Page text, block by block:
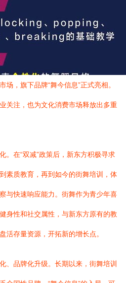
场，旗下品牌“舞今信息”正式亮相。
关注，也为文化消费市场释放出多重
。在“双减”政策后，新东方积极寻求
素质教育，再到如今的街舞培训，体
与快速响应能力。街舞作为青少年喜
身性和社交属性，与新东方原有的教
活存量资源，开拓新的增长点。
、品牌化升级。长期以来，街舞培训